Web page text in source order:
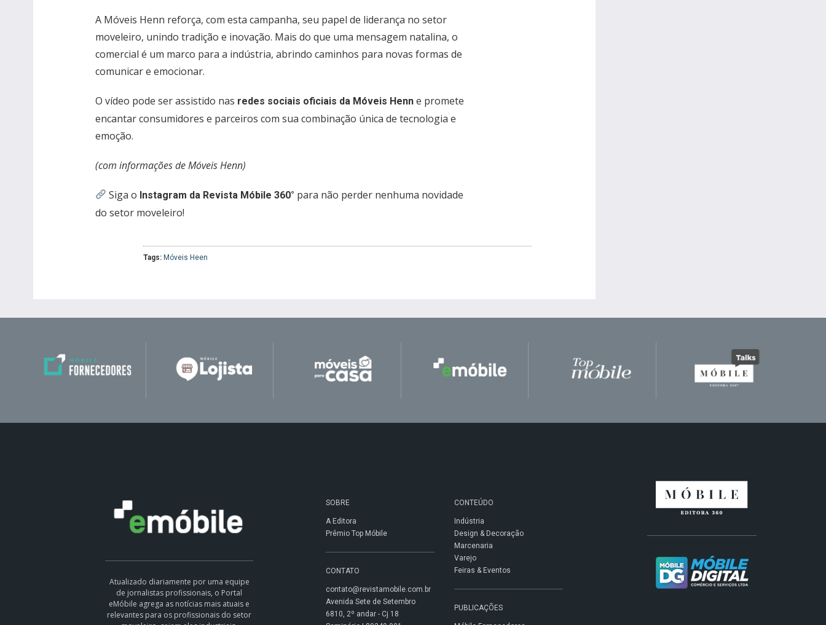
A Móveis Henn reforça, com esta campanha, seu papel de liderança no setor
moveleiro, unindo tradição e inovação. Mais do que uma mensagem natalina, o
comercial é um marco para a indústria, abrindo caminhos para novas formas de
comunicar e emocionar.
O vídeo pode ser assistido nas redes sociais oficiais da Móveis Henne promete
encantar consumidores e parceiros com sua combinação única de tecnologia e
emoção.
(com informações de Móveis Henn)
Siga o Instagram da Revista Móbile 360° para não perder nenhuma novidade
do setor moveleiro!
Tags: Móveis Heen
Atualizado diariamente por uma equipe
de jornalistas profissionais, o Portal
eMóbile agrega as notícias mais atuais e
relevantes para os profissionais do setor
SOBRE
A Editora
Prêmio Top Móbile
CONTATO
contato@revistamobile.com.br
Avenida Sete de Setembro
6810, 2º andar - Cj 18
CONTEÚDO
Indústria
Design & Decoração
Marcenaria
Varejo
Feiras & Eventos
PUBLICAÇÕES